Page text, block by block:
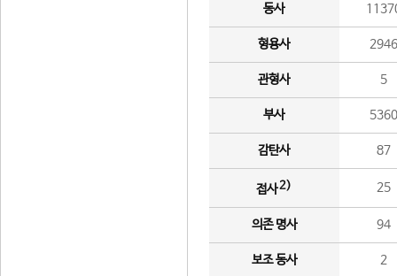
동사
형용사 2946
관형사 5
부사 5360
감탄사 87
접사2) 25
의존 명사 94
보조 동사 2